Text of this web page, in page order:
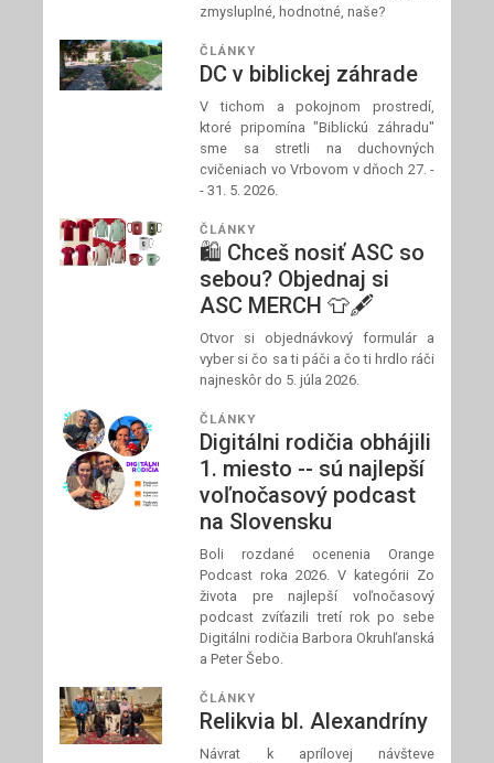
zmysluplné, hodnotné, naše?
ČLÁNKY
DC v biblickej záhrade
V tichom a pokojnom prostredí,
ktoré pripomína "Biblickú záhradu"
sme sa stretli na duchovných
cvičeniach vo Vrbovom v dňoch 27. -
- 31. 5. 2026.
ČLÁNKY
🛍️ Chceš nosiť ASC so
sebou? Objednaj si
ASC MERCH 👕🖋️
Otvor si objednávkový formulár a
vyber si čo sa ti páči a čo ti hrdlo ráči
najneskôr do 5. júla 2026.
ČLÁNKY
Digitálni rodičia obhájili
1. miesto -- sú najlepší
voľnočasový podcast
na Slovensku
Boli rozdané ocenenia Orange
Podcast roka 2026. V kategórii Zo
života pre najlepší voľnočasový
podcast zvíťazili tretí rok po sebe
Digitálni rodičia Barbora Okruhľanská
a Peter Šebo.
ČLÁNKY
Relikvia bl. Alexandríny
Návrat k aprílovej návšteve